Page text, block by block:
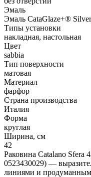
Эмаль
Эмаль CataGlaze+®
Типы установки
накладная, настольная
Цвет
sabbia
Тип поверхности
матовая
Материал
фарфор
Страна производства
Италия
Форма
круглая
Ширина, см
42
Раковина Catalano Sfera
0523430029) —
линиями и